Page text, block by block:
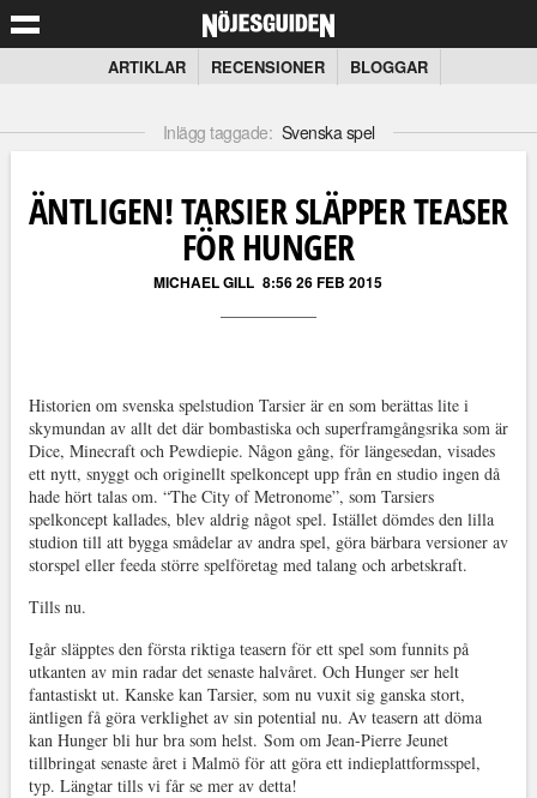
ARTIKLAR RECENSIONER BLOGGAR
Inlägg taggade: Svenska spel
ÄNTLIGEN! TARSIER SLÄPPER TEASER
FÖR HUNGER
MICHAEL GILL 8:56 26 FEB 2015
Historien om svenska spelstudion Tarsier är en som berättas lite i
skymundan av allt det där bombastiska och superframgångsrika som är
Dice, Minecraft och Pewdiepie. Någon gång, för längesedan, visades
ett nytt, snyggt och originellt spelkoncept upp från en studio ingen då
hade hört talas om. “The City of Metronome”, som Tarsiers
spelkoncept kallades, blev aldrig något spel. Istället dömdes den lilla
studion till att bygga smådelar av andra spel, göra bärbara versioner av
storspel eller feeda större spelföretag med talang och arbetskraft.
Tills nu.
Igår släpptes den första riktiga teasern för ett spel som funnits på
utkanten av min radar det senaste halvåret. Och Hunger ser helt
fantastiskt ut. Kanske kan Tarsier, som nu vuxit sig ganska stort,
äntligen få göra verklighet av sin potential nu. Av teasern att döma
kan Hunger bli hur bra som helst. Som om Jean-Pierre Jeunet
tillbringat senaste året i Malmö för att göra ett indieplattformsspel,
typ. Längtar tills vi får se mer av detta!